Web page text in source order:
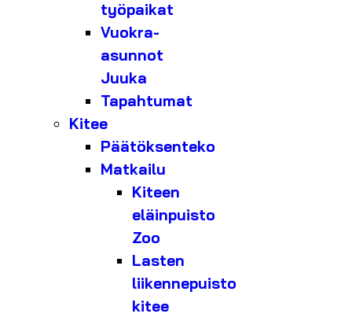
työpaikat
Vuokra-
asunnot
Juuka
Tapahtumat
Kitee
Päätöksenteko
Matkailu
Kiteen
eläinpuisto
Zoo
Lasten
liikennepuisto
kitee